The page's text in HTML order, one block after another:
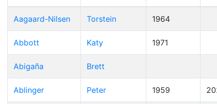
Aagaard-Nilsen Torstein 1964
Abbott Katy 1971
Abigaña Brett
Ablinger Peter 1959